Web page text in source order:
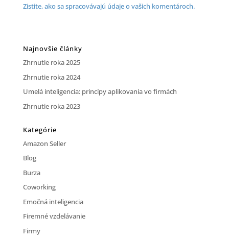
Zistite, ako sa spracovávajú údaje o vašich komentároch.
Najnovšie články
Zhrnutie roka 2025
Zhrnutie roka 2024
Umelá inteligencia: princípy aplikovania vo firmách
Zhrnutie roka 2023
Kategórie
Amazon Seller
Blog
Burza
Coworking
Emočná inteligencia
Firemné vzdelávanie
Firmy